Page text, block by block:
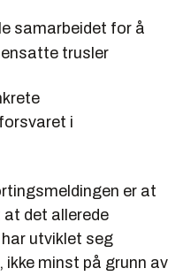
samarbeidet for å
trusler
i
er at
at det allerede
utviklet seg
minst på grunn av